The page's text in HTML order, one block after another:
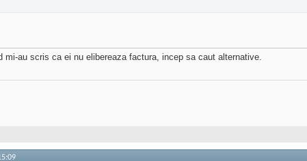
mi-au scris ca ei nu elibereaza factura, incep sa caut alternative.